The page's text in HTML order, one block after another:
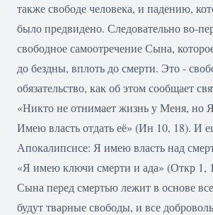
также свободе человека, и падению,
было предвидено. Следовательно во-
свободное самоотречение Сына,
до бездны, вплоть до смерти. Это -
обязательство, как об этом сообщает
«Никто не отнимает жизнь у Меня, но
Имею власть отдать её» (Ин 10, 18). И
Апокалипсисе: Я имею власть над
«Я имею ключи смерти и ада» (Откр 1,
Сына перед смертью лежит в основе
будут тварные свободы, и все